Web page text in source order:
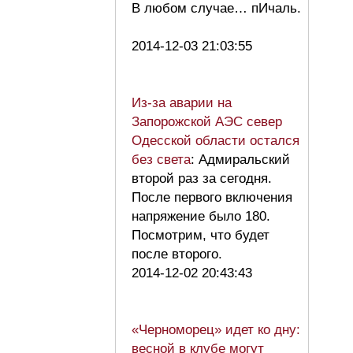
В любом случае… пИчаль.
2014-12-03 21:03:55
Из-за аварии на
Запорожской АЭС север
Одесской области остался
без света: Адмиральский
второй раз за сегодня.
После первого включения
напряжение было 180.
Посмотрим, что будет
после второго.
2014-12-02 20:43:43
«Черноморец» идет ко дну:
весной в клубе могут